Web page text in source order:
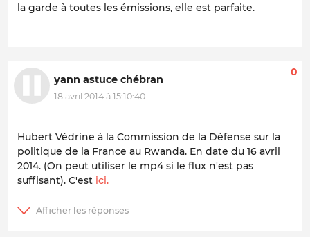
la garde à toutes les émissions, elle est parfaite.
yann astuce chébran
18 avril 2014 à 15:10:40
0
Hubert Védrine à la Commission de la Défense sur la
politique de la France au Rwanda. En date du 16 avril
2014. (On peut utiliser le mp4 si le flux n'est pas
suffisant). C'est ici.